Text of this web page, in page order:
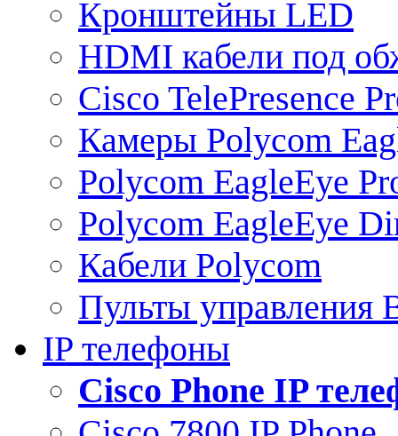
Кронштейны LED
HDMI кабели под
Cisco TelePresence
Камеры Polycom
Polycom EagleEye
Polycom EagleEye
Кабели Polycom
Пульты управления
IP телефоны
Сisco Phone IP